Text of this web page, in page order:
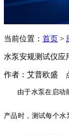
当前位置： 首页 >
水泵安规测试仪应
作者：艾普欧盛
由于水泵在启动
产品时，测试每个